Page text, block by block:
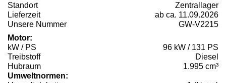
Standort
Zentrallager
Lieferzeit
ab ca. 11.09.2026
Unsere Nummer
GW-V2215
Motor:
kW / PS
96 kW / 131 PS
Treibstoff
Diesel
Hubraum
1.995 cm³
Umweltnormen: